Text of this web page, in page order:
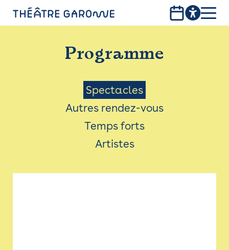
PROGRAMME
INFOS PRATIQUES
AVEC LES PUBLICS
ACCESSIBILITÉ
LES PRODUCTIONS
Programme
Menu
Saison
Spectacles
Autres rendez-vous
Temps forts
Artistes